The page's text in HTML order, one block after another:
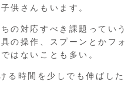
供さんもいます。
の対応すべき課題っていう
の操作、スプーンとかフォ
はないことも多い。
る時間を少しでも伸ばした